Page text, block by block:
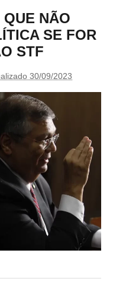
NÃO
SE FOR
STF
30/09/2023